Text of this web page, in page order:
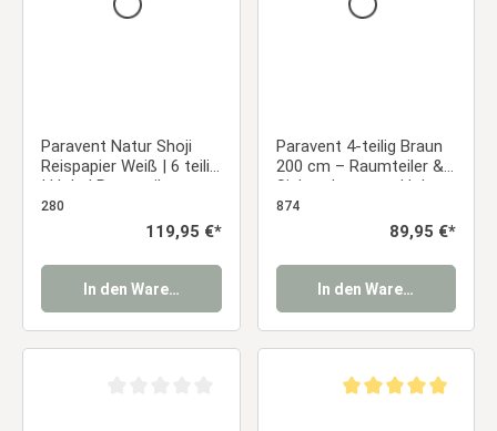
Paravent Natur Shoji
Reispapier Weiß | 6 teilig
| Holz | Raumteiler
Trennwand Sichtschutz
280
Regulärer Preis:
119,95 €*
In den Warenkorb
Paravent 4-teilig Braun
200 cm – Raumteiler &
Sichtschutz aus Holz
mit Lamellen
874
Regulärer Preis:
89,95 €*
In den Warenkorb